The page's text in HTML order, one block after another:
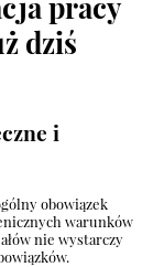
pracy
dziś
i
obowiązek
warunków
nie wystarczy